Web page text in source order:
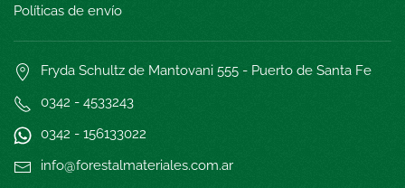
Políticas de envío
Fryda Schultz de Mantovani 555 - Puerto de Santa Fe
0342 - 4533243
0342 - 156133022
info@forestalmateriales.com.ar